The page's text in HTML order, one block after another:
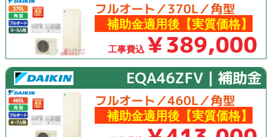
フルオート／370L／角型
補助金適用後【実質価格】
工事費込 ￥389,000
EQA46ZFV｜補助金
フルオート／460L／角型
補助金適用後【実質価格】